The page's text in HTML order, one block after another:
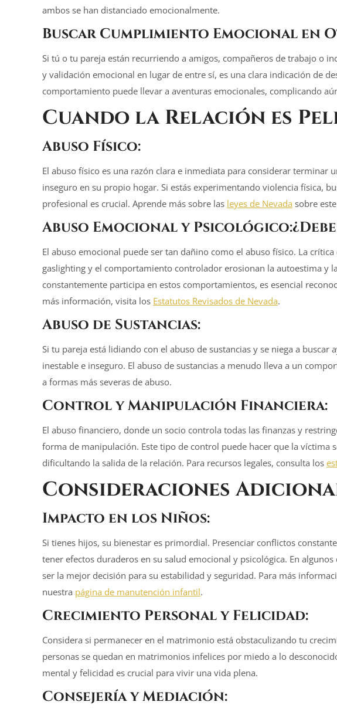
ambos se han distanciado emocionalmente.
Buscar Cumplimiento Emocional en
Si tú o tu pareja están recurriendo a amigos, compañeros de trabajo o
y validación emocional en lugar de entre sí, es una clara indicación de
comportamiento puede llevar a aventuras emocionales, complicando
Cuando la Relación es
Abuso Físico:
El abuso físico es una razón clara e inmediata para considerar terminar
inseguro en su propio hogar. Si estás experimentando violencia física,
profesional es crucial. Aprende más sobre las leyes de Nevada sobre
Abuso Emocional y
El abuso emocional puede ser tan dañino como el abuso físico. La
gaslighting y el comportamiento controlador erosionan la autoestima y
constantemente participa en estos comportamientos, es esencial
más información, visita los Estatutos Revisados de Nevada.
Abuso de Sustancias:
Si tu pareja está lidiando con el abuso de sustancias y se niega a buscar
inestable e inseguro. El abuso de sustancias a menudo lleva a un
a formas más severas de abuso.
Control y Manipulación Financiera:
El abuso financiero, donde un socio controla todas las finanzas y
forma de manipulación. Este tipo de control puede hacer que la víctima
dificultando la salida de la relación. Para recursos legales, consulta los
Consideraciones
Impacto en los Niños:
Si tienes hijos, su bienestar es primordial. Presenciar conflictos
tener efectos duraderos en su salud emocional y psicológica. En
ser la mejor decisión para su estabilidad y seguridad. Para más
nuestra página de manutención infantil.
Crecimiento Personal y Felicidad:
Considera si permanecer en el matrimonio está obstaculizando tu
personas se quedan en matrimonios infelices por miedo a lo
mental y felicidad es crucial para vivir una vida plena.
Consejería y Mediación: